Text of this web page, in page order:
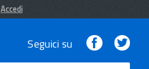
Accedi
Seguici su Facebook